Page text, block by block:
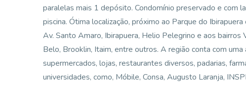
paralelas mais 1 depósito. Condomínio preservado e com
piscina. Ótima localização, próximo ao Parque do
Av. Santo Amaro, Ibirapuera, Helio Pelegrino e aos bairros
Belo, Brooklin, Itaim, entre outros. A região conta com
supermercados, lojas, restaurantes diversos, padarias,
universidades, como, Móbile, Consa, Augusto Laranja,